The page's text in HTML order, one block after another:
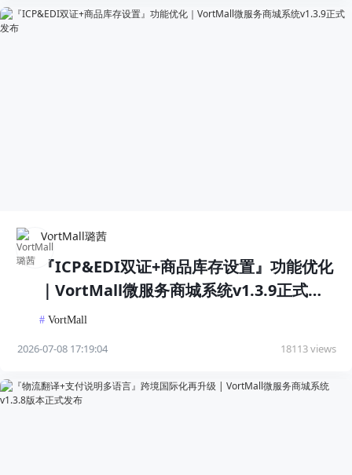
VortMall璐茜
『ICP&EDI双证+商品库存设置』功能优化
｜VortMall微服务商城系统v1.3.9正式发
布
# VortMall
2026-07-08 17:19:04 18113 views